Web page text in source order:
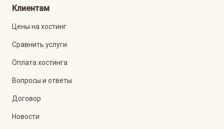
Клиентам
Цены на хостинг
Сравнить услуги
Оплата хостинга
Вопросы и ответы
Договор
Новости